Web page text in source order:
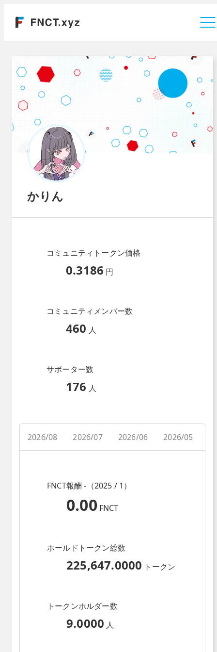
かりん
コミュニティトークン価格
0.3186 円
コミュニティメンバー数
460 人
サポーター数
176 人
2026/08 2026/07 2026/06 2026/05
FNCT報酬 -（2025 / 1）
0.00 FNCT
ホールドトークン総数
225,647.0000 トークン
トークンホルダー数
9.0000 人